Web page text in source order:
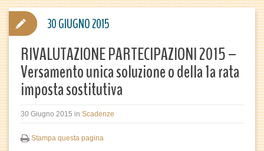
RIVALUTAZIONE PARTECIPAZIONI 2015 –
Versamento unica soluzione o della 1a rata
imposta sostitutiva
30 Giugno 2015 in Scadenze
Stampa questa pagina
30 GIUGNO 2015